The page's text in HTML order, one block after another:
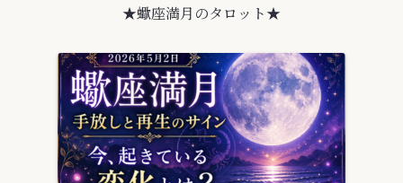
★蠍座満月のタロット★